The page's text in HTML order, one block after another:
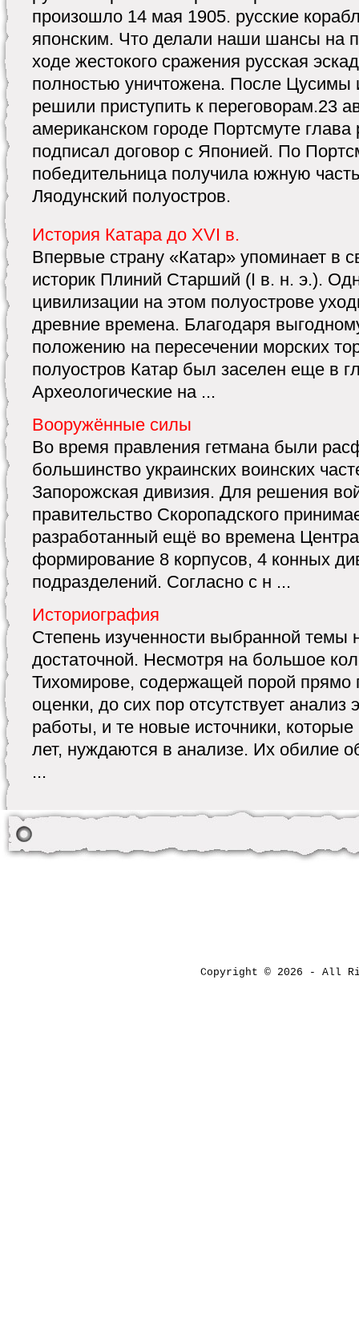
произошло 14 мая 1905. русские
японским. Что делали наши шансы на
ходе жестокого сражения русская
полностью уничтожена. После Цусимы
решили приступить к переговорам.23
американском городе Портсмуте глава
подписал договор с Японией. По
победительница получила южную
Ляодунский полуостров.
История Катара до XVI в.
Впервые страну «Катар» упоминает в
историк Плиний Старший (I в. н. э.).
цивилизации на этом полуострове
древние времена. Благодаря
положению на пересечении морских
полуостров Катар был заселен еще в
Археологические на ...
Вооружённые силы
Во время правления гетмана были
большинство украинских воинских
Запорожская дивизия. Для решения
правительство Скоропадского
разработанный ещё во времена
формирование 8 корпусов, 4 конных
подразделений. Согласно с н ...
Историография
Степень изученности выбранной темы
достаточной. Несмотря на большое
Тихомирове, содержащей порой прямо
оценки, до сих пор отсутствует анализ
работы, и те новые источники,
лет, нуждаются в анализе. Их обилие
...
Copyright © 2026 - All